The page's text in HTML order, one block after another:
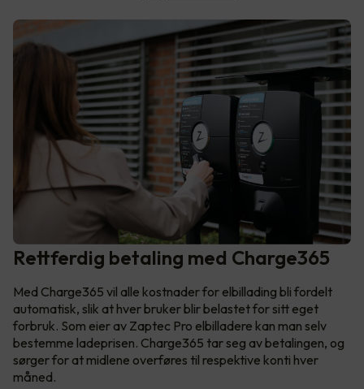
Rettferdig betaling med Charge365
Med Charge365 vil alle kostnader for elbillading bli fordelt
automatisk, slik at hver bruker blir belastet for sitt eget
forbruk. Som eier av Zaptec Pro elbilladere kan man selv
bestemme ladeprisen. Charge365 tar seg av betalingen, og
sørger for at midlene overføres til respektive konti hver
måned.